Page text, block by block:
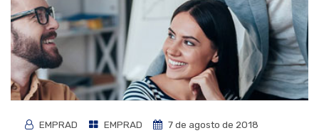
EMPRAD EMPRAD 7 de agosto de 2018